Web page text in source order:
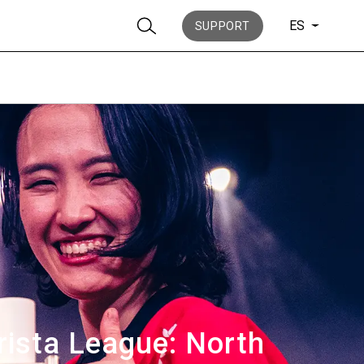
SUPPORT ES
League: North
Noticias
Historia